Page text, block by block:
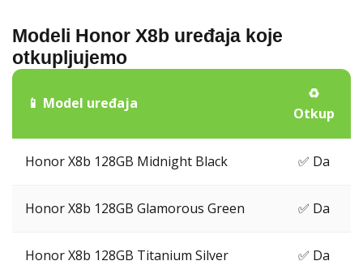
Modeli Honor X8b uređaja koje
otkupljujemo
📱 Model uređaja
♻️
Otkup
Honor X8b 128GB Midnight Black ✅ Da
Honor X8b 128GB Glamorous Green ✅ Da
Honor X8b 128GB Titanium Silver ✅ Da